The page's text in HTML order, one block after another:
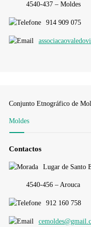
4540-437 – Moldes
914 909 075
Conjunto Etnográfico de
Moldes
Contactos
Lugar de Santo
4540-456 – Arouca
912 160 758